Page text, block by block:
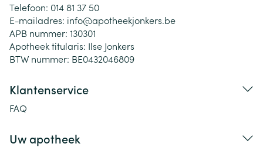
Telefoon: 014 81 37 50
E-mailadres: info@apotheekjonkers.be
APB nummer: 130301
Apotheek titularis: Ilse Jonkers
BTW nummer: BE0432046809
Klantenservice
FAQ
Uw apotheek